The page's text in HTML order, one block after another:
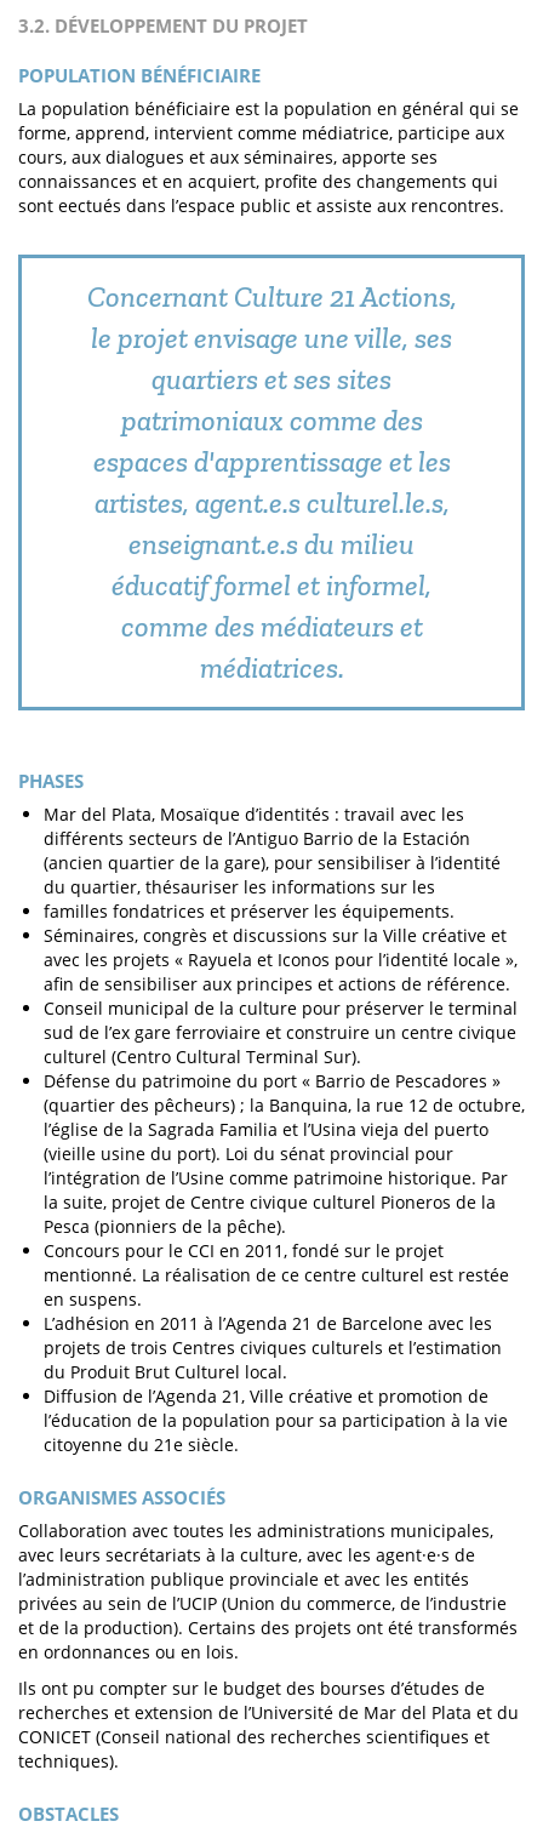
3.2. DÉVELOPPEMENT DU PROJET
POPULATION BÉNÉFICIAIRE
La population bénéficiaire est la population en général qui se
forme, apprend, intervient comme médiatrice, participe aux
cours, aux dialogues et aux séminaires, apporte ses
connaissances et en acquiert, profite des changements qui
sont eectués dans l’espace public et assiste aux rencontres.
Concernant Culture 21 Actions,
le projet envisage une ville, ses
quartiers et ses sites
patrimoniaux comme des
espaces d'apprentissage et les
artistes, agent.e.s culturel.le.s,
enseignant.e.s du milieu
éducatif formel et informel,
comme des médiateurs et
médiatrices.
PHASES
Mar del Plata, Mosaïque d’identités : travail avec les
différents secteurs de l’Antiguo Barrio de la Estación
(ancien quartier de la gare), pour sensibiliser à l’identité
du quartier, thésauriser les informations sur les
familles fondatrices et préserver les équipements.
Séminaires, congrès et discussions sur la Ville créative et
avec les projets « Rayuela et Iconos pour l’identité locale »,
afin de sensibiliser aux principes et actions de référence.
Conseil municipal de la culture pour préserver le terminal
sud de l’ex gare ferroviaire et construire un centre civique
culturel (Centro Cultural Terminal Sur).
Défense du patrimoine du port « Barrio de Pescadores »
(quartier des pêcheurs) ; la Banquina, la rue 12 de octubre,
l’église de la Sagrada Familia et l’Usina vieja del puerto
(vieille usine du port). Loi du sénat provincial pour
l’intégration de l’Usine comme patrimoine historique. Par
la suite, projet de Centre civique culturel Pioneros de la
Pesca (pionniers de la pêche).
Concours pour le CCI en 2011, fondé sur le projet
mentionné. La réalisation de ce centre culturel est restée
en suspens.
L’adhésion en 2011 à l’Agenda 21 de Barcelone avec les
projets de trois Centres civiques culturels et l’estimation
du Produit Brut Culturel local.
Diffusion de l’Agenda 21, Ville créative et promotion de
l’éducation de la population pour sa participation à la vie
citoyenne du 21e siècle.
ORGANISMES ASSOCIÉS
Collaboration avec toutes les administrations municipales,
avec leurs secrétariats à la culture, avec les agent·e·s de
l’administration publique provinciale et avec les entités
privées au sein de l’UCIP (Union du commerce, de l’industrie
et de la production). Certains des projets ont été transformés
en ordonnances ou en lois.
Ils ont pu compter sur le budget des bourses d’études de
recherches et extension de l’Université de Mar del Plata et du
CONICET (Conseil national des recherches scientifiques et
techniques).
OBSTACLES